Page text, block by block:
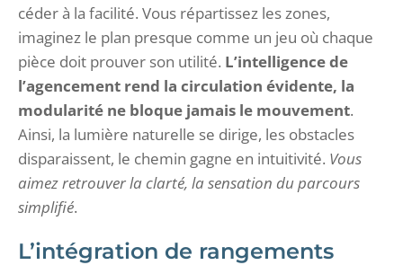
céder à la facilité. Vous répartissez les zones,
imaginez le plan presque comme un jeu où chaque
pièce doit prouver son utilité. L’intelligence de
l’agencement rend la circulation évidente, la
modularité ne bloque jamais le mouvement.
Ainsi, la lumière naturelle se dirige, les obstacles
disparaissent, le chemin gagne en intuitivité. Vous
aimez retrouver la clarté, la sensation du parcours
simplifié.
L’intégration de rangements